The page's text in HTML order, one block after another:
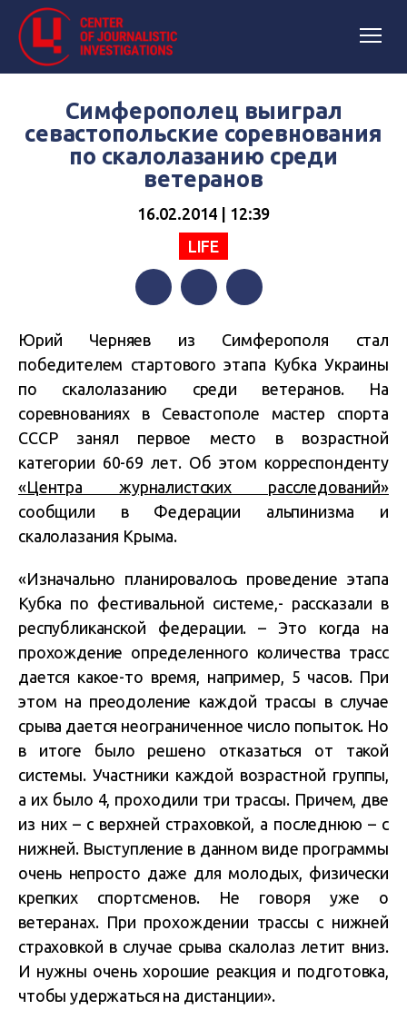
Симферополец выиграл
севастопольские соревнования
по скалолазанию среди
ветеранов
16.02.2014 | 12:39
LIFE
Юрий Черняев из Симферополя стал
победителем стартового этапа Кубка Украины
по скалолазанию среди ветеранов. На
соревнованиях в Севастополе мастер спорта
СССР занял первое место в возрастной
категории 60-69 лет. Об этом корреспонденту
«Центра журналистских расследований»
сообщили в Федерации альпинизма и
скалолазания Крыма.
«Изначально планировалось проведение этапа
Кубка по фестивальной системе,- рассказали в
республиканской федерации. – Это когда на
прохождение определенного количества трасс
дается какое-то время, например, 5 часов. При
этом на преодоление каждой трассы в случае
срыва дается неограниченное число попыток. Но
в итоге было решено отказаться от такой
системы. Участники каждой возрастной группы,
а их было 4, проходили три трассы. Причем, две
из них – с верхней страховкой, а последнюю – с
нижней. Выступление в данном виде программы
очень непросто даже для молодых, физически
крепких спортсменов. Не говоря уже о
ветеранах. При прохождении трассы с нижней
страховкой в случае срыва скалолаз летит вниз.
И нужны очень хорошие реакция и подготовка,
чтобы удержаться на дистанции».